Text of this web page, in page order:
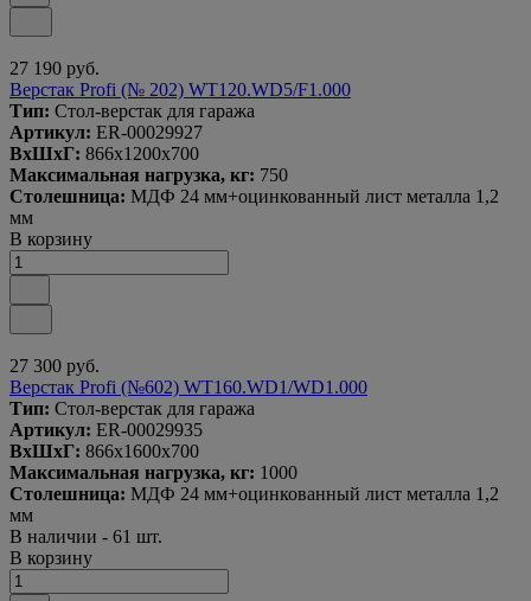
27 190 руб.
Верстак Profi (№ 202) WT120.WD5/F1.000
Тип: Стол-верстак для гаража
Артикул: ER-00029927
ВxШxГ: 866x1200x700
Максимальная нагрузка, кг: 750
Столешница: МДФ 24 мм+оцинкованный лист металла 1,2
мм
В корзину
27 300 руб.
Верстак Profi (№602) WT160.WD1/WD1.000
Тип: Стол-верстак для гаража
Артикул: ER-00029935
ВxШxГ: 866x1600x700
Максимальная нагрузка, кг: 1000
Столешница: МДФ 24 мм+оцинкованный лист металла 1,2
мм
В наличии - 61 шт.
В корзину